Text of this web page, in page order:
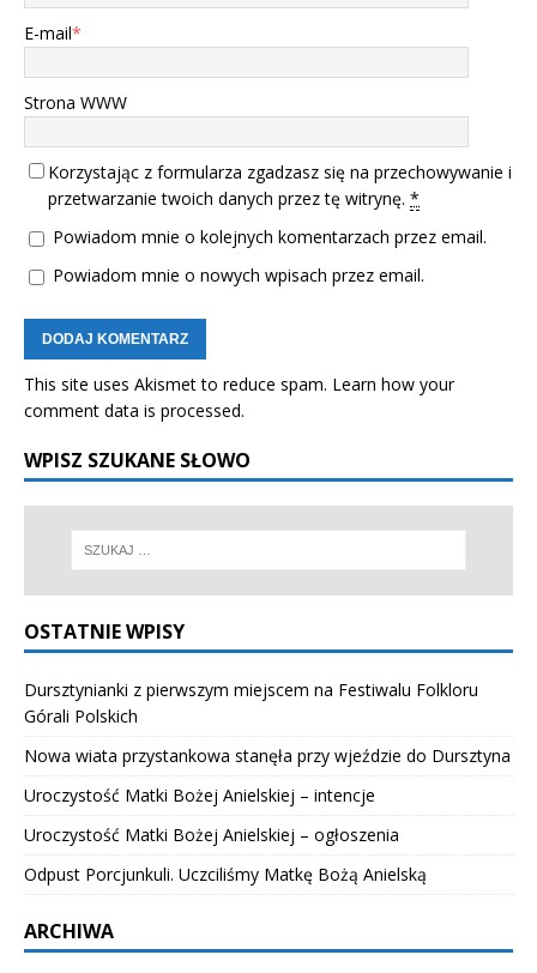
E-mail*
Strona WWW
Korzystając z formularza zgadzasz się na przechowywanie i
przetwarzanie twoich danych przez tę witrynę. *
Powiadom mnie o kolejnych komentarzach przez email.
Powiadom mnie o nowych wpisach przez email.
This site uses Akismet to reduce spam. Learn how your
comment data is processed.
WPISZ SZUKANE SŁOWO
OSTATNIE WPISY
Dursztynianki z pierwszym miejscem na Festiwalu Folkloru
Górali Polskich
Nowa wiata przystankowa stanęła przy wjeździe do Dursztyna
Uroczystość Matki Bożej Anielskiej – intencje
Uroczystość Matki Bożej Anielskiej – ogłoszenia
Odpust Porcjunkuli. Uczciliśmy Matkę Bożą Anielską
ARCHIWA